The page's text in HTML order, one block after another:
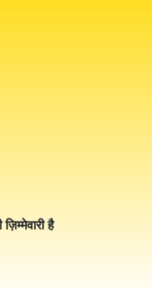
है